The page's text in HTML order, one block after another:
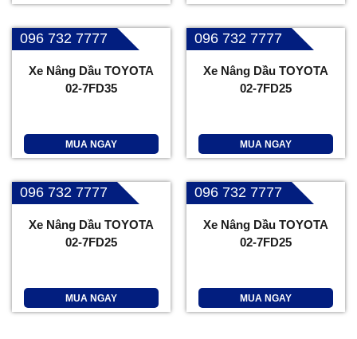
096 732 7777
Xe Nâng Dầu TOYOTA
02-7FD35
MUA NGAY
096 732 7777
Xe Nâng Dầu TOYOTA
02-7FD25
MUA NGAY
096 732 7777
Xe Nâng Dầu TOYOTA
02-7FD25
MUA NGAY
096 732 7777
Xe Nâng Dầu TOYOTA
02-7FD25
MUA NGAY